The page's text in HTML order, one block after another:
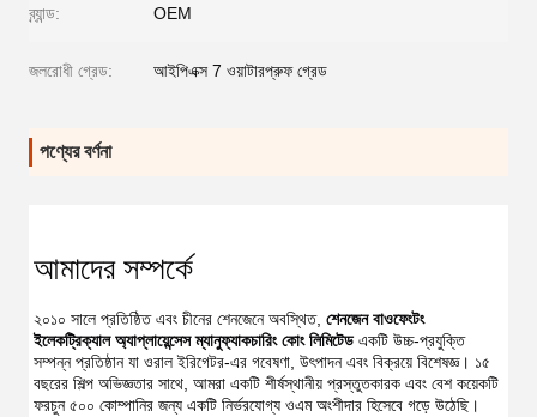
ব্র্যান্ড: OEM
জলরোধী গ্রেড: আইপিএক্স 7 ওয়াটারপ্রুফ গ্রেড
পণ্যের বর্ণনা
আমাদের সম্পর্কে
২০১০ সালে প্রতিষ্ঠিত এবং চীনের শেনজেনে অবস্থিত, শেনজেন বাওফেংটং
ইলেকট্রিক্যাল অ্যাপ্লায়েন্সেস ম্যানুফ্যাকচারিং কোং লিমিটেড একটি উচ্চ-প্রযুক্তি
সম্পন্ন প্রতিষ্ঠান যা ওরাল ইরিগেটর-এর গবেষণা, উৎপাদন এবং বিক্রয়ে বিশেষজ্ঞ। ১৫
বছরের শিল্প অভিজ্ঞতার সাথে, আমরা একটি শীর্ষস্থানীয় প্রস্তুতকারক এবং বেশ কয়েকটি
ফরচুন ৫০০ কোম্পানির জন্য একটি নির্ভরযোগ্য ওএম অংশীদার হিসেবে গড়ে উঠেছি।